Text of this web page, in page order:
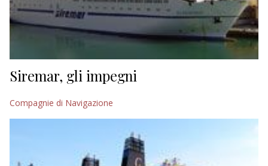
Siremar, gli impegni
Compagnie di Navigazione